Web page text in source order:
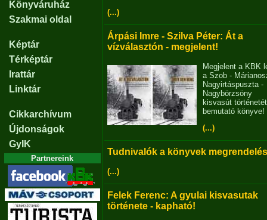
Könyváruház
Szakmai oldal
Képtár
Térképtár
Irattár
Linktár
Cikkarchívum
Újdonságok
GyIK
Partnereink
(...)
Árpási Imre - Szilva Péter: Át a
vízválasztón - megjelent!
Megjelent a KBK
a Szob -
Nagyirtáspuszta -
Nagybörzsöny
kisvasút történetét
bemutató könyve!
(...)
Tudnivalók a könyvek
(...)
Felek Ferenc: A gyulai kisvasutak
története - kapható!